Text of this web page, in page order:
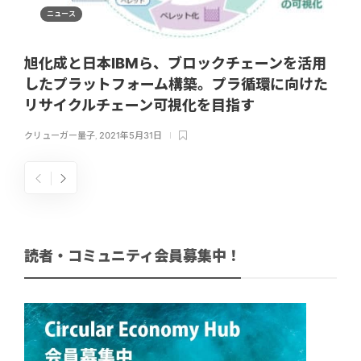
ニュース
旭化成と日本IBMら、ブロックチェーンを活用
したプラットフォーム構築。プラ循環に向けた
リサイクルチェーン可視化を目指す
クリューガー量子, 2021年5月31日
読者・コミュニティ会員募集中！